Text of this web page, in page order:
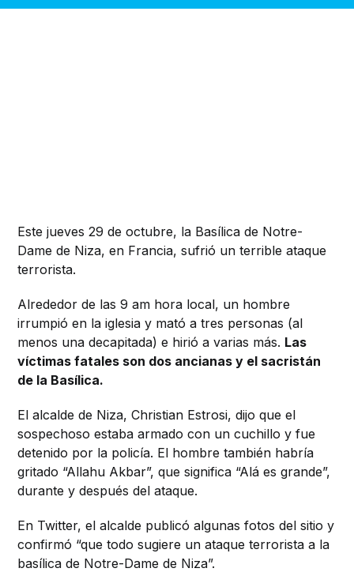
Este jueves 29 de octubre, la Basílica de Notre-
Dame de Niza, en Francia, sufrió un terrible ataque
terrorista.
Alrededor de las 9 am hora local, un hombre
irrumpió en la iglesia y mató a tres personas (al
menos una decapitada) e hirió a varias más. Las
víctimas fatales son dos ancianas y el sacristán
de la Basílica.
El alcalde de Niza, Christian Estrosi, dijo que el
sospechoso estaba armado con un cuchillo y fue
detenido por la policía. El hombre también habría
gritado “Allahu Akbar”, que significa “Alá es grande”,
durante y después del ataque.
En Twitter, el alcalde publicó algunas fotos del sitio y
confirmó “que todo sugiere un ataque terrorista a la
basílica de Notre-Dame de Niza”.